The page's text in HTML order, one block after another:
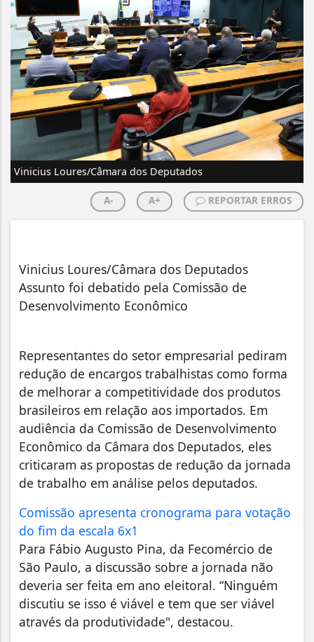
Vinicius Loures/Câmara dos Deputados
A- A+ REPORTAR ERROS
Vinicius Loures/Câmara dos Deputados
Assunto foi debatido pela Comissão de
Desenvolvimento Econômico
Representantes do setor empresarial pediram
redução de encargos trabalhistas como forma
de melhorar a competitividade dos produtos
brasileiros em relação aos importados. Em
audiência da Comissão de Desenvolvimento
Econômico da Câmara dos Deputados, eles
criticaram as propostas de redução da jornada
de trabalho em análise pelos deputados.
Comissão apresenta cronograma para votação
do fim da escala 6x1
Para Fábio Augusto Pina, da Fecomércio de
São Paulo, a discussão sobre a jornada não
deveria ser feita em ano eleitoral. “Ninguém
discutiu se isso é viável e tem que ser viável
através da produtividade", destacou.